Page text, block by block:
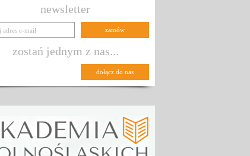
newsletter
zostań jednym z nas...